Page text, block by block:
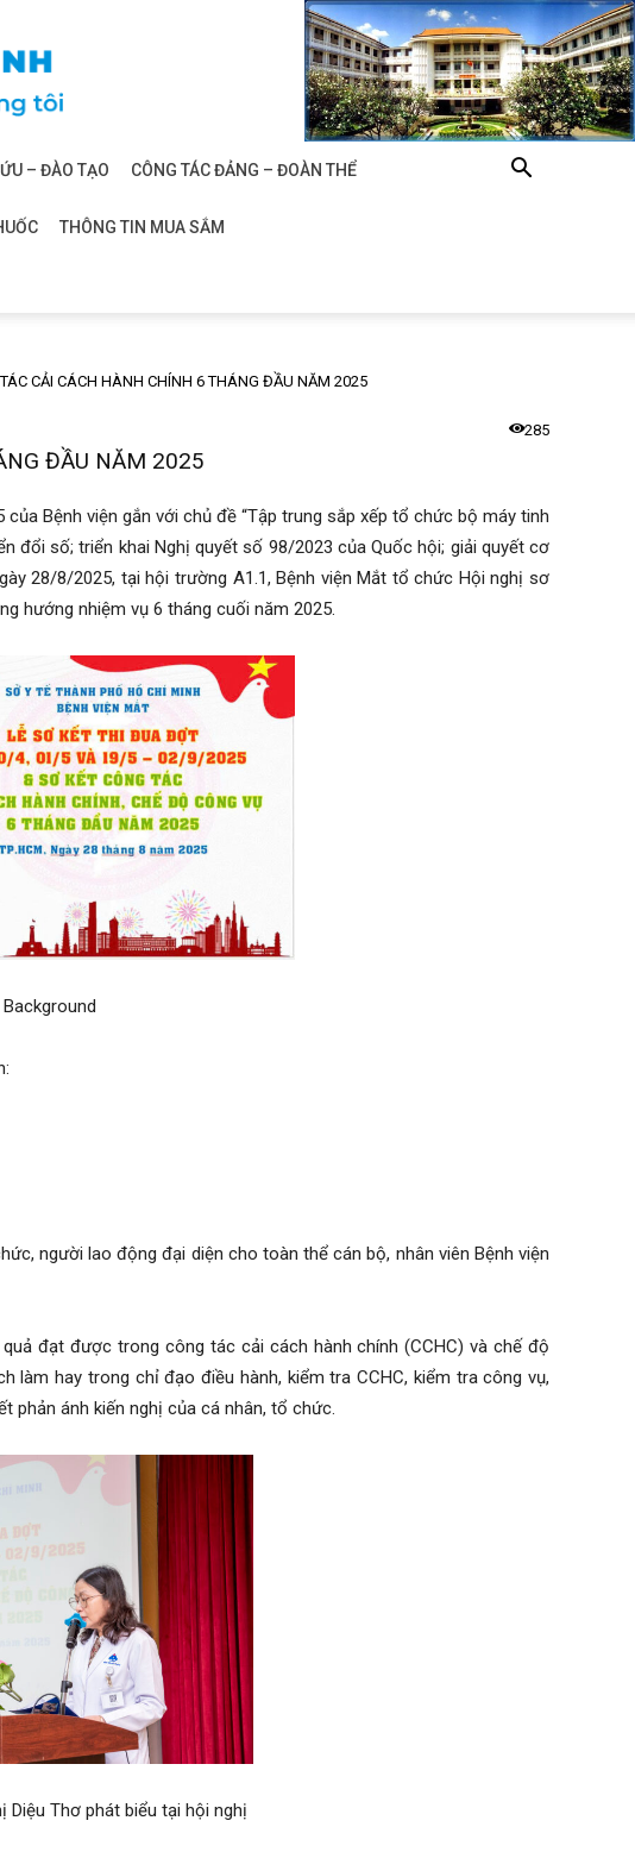
– ĐÀO TẠO CÔNG TÁC ĐẢNG – ĐOÀN THỂ
THÔNG TIN MUA SẮM
CẢI CÁCH HÀNH CHÍNH 6 THÁNG ĐẦU NĂM 2025
285
ĐẦU NĂM 2025
Bệnh viện gắn với chủ đề “Tập trung sắp xếp tổ chức bộ máy tinh
đổi số; triển khai Nghị quyết số 98/2023 của Quốc hội; giải quyết cơ
28/8/2025, tại hội trường A1.1, Bệnh viện Mắt tổ chức Hội nghị sơ
hướng nhiệm vụ 6 tháng cuối năm 2025.
Background
người lao động đại diện cho toàn thể cán bộ, nhân viên Bệnh viện
đạt được trong công tác cải cách hành chính (CCHC) và chế độ
làm hay trong chỉ đạo điều hành, kiểm tra CCHC, kiểm tra công vụ,
phản ánh kiến nghị của cá nhân, tổ chức.
Diệu Thơ phát biểu tại hội nghị